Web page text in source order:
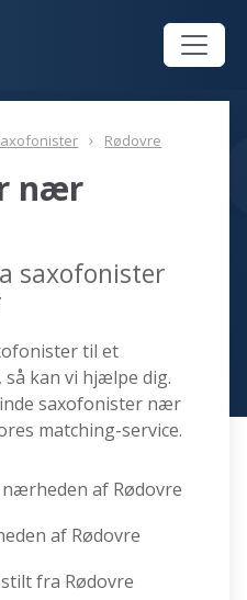
Rødovre
nær
saxofonister
til et
kan vi hjælpe dig.
saxofonister nær
matching-service.
af Rødovre
af Rødovre
fra Rødovre